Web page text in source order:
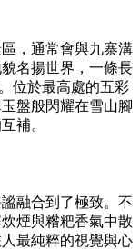
，通常會與九寨溝
名揚世界，一條長
位於最高處的五彩
盤般閃耀在雪山腳
補。
融合到了極致。不
煙與糌粑香氣中散
最純粹的視覺與心